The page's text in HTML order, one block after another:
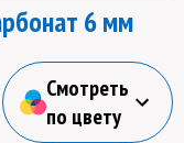
6 мм
Смотреть
по цвету